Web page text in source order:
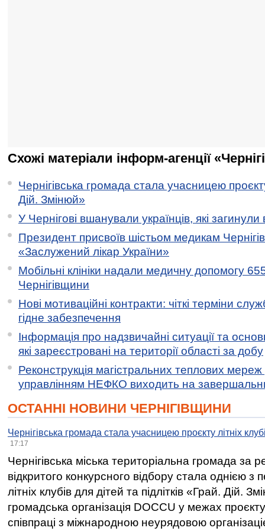
Схожі матеріали інформ-агенції
Чернігівська громада стала учасницею
Дій. Змінюй»
У Чернігові вшанували українців, які загинули
Президент присвоїв шістьом медикам
«Заслужений лікар України»
Мобільні клініки надали медичну допомогу
Чернігівщини
Нові мотиваційні контракти: чіткі терміни
гідне забезпечення
Інформація про надзвичайні ситуації та
які зареєстровані на території області за добу
Реконструкція магістральних теплових мереж
управлінням НЕФКО виходить на
ОСТАННІ НОВИНИ ЧЕРНІГІВЩИНИ
Чернігівська громада стала учасницею проєкту літніх
17:17
Чернігівська міська територіальна громада за
відкритого конкурсного відбору стала однією
літніх клубів для дітей та підлітків «Грай. Дій.
громадська організація DOCCU у межах
співпраці з міжнародною неурядовою